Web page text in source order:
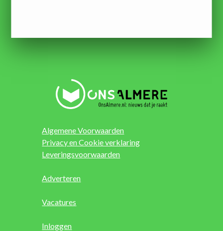
Algemene Voorwaarden
Privacy en Cookie verklaring
Leveringsvoorwaarden
Adverteren
Vacatures
Inloggen